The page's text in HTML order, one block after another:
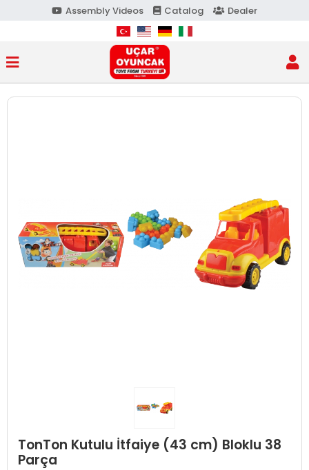
Assembly Videos Catalog Dealer
TonTon Kutulu İtfaiye (43 cm) Bloklu 38
Parça